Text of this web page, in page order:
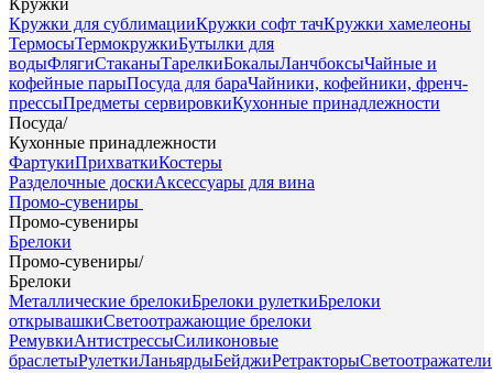
Кружки
Кружки для сублимацииКружки софт тачКружки хамелеоны
ТермосыТермокружкиБутылки для
водыФлягиСтаканыТарелкиБокалыЛанчбоксыЧайные и
кофейные парыПосуда для бараЧайники, кофейники, френч-
прессыПредметы сервировкиКухонные принадлежности
Посуда/
Кухонные принадлежности
ФартукиПрихваткиКостеры
Разделочные доскиАксессуары для вина
Промо-сувениры
Промо-сувениры
Брелоки
Промо-сувениры/
Брелоки
Металлические брелокиБрелоки рулеткиБрелоки
открывашкиСветоотражающие брелоки
РемувкиАнтистрессыСиликоновые
браслетыРулеткиЛаньярдыБейджиРетракторыСветоотражатели